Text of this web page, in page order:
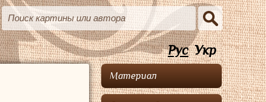
Рус Укр
Материал